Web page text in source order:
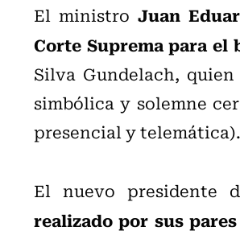
El ministroJuan
Corte Suprema para el
Silva Gundelach,
simbólica y solemne
presencial y telemática).
El nuevo presidente
realizado por sus